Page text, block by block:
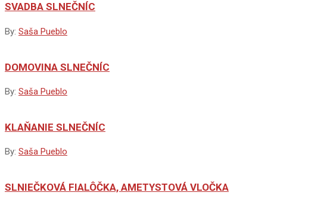
SVADBA SLNEČNÍC
By: Saša Pueblo
DOMOVINA SLNEČNÍC
By: Saša Pueblo
KLAŇANIE SLNEČNÍC
By: Saša Pueblo
SLNIEČKOVÁ FIALÔČKA, AMETYSTOVÁ VLOČKA